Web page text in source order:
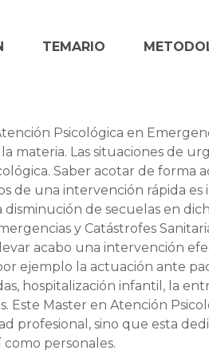
Psicológica en
materia. Las situaciones de
Saber acotar de forma
de una intervención rápida
disminución de secuelas en
y Catástrofes
acabo una intervención
ejemplo la actuación ante
hospitalización infantil, la
Este Master en Atención
profesional, sino que esta
como personales.
TEMARIO